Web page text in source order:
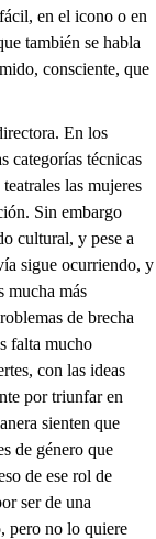
en el icono o en
también se habla
consciente, que
En los
categorías técnicas
las mujeres
Sin embargo
cultural, y pese a
sigue ocurriendo, y
mucha más
de brecha
falta mucho
con las ideas
por triunfar en
sienten que
de género que
de ese rol de
ser de una
pero no lo quiere